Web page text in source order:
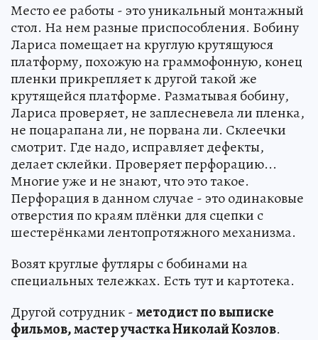
Место ее работы - это уникальный монтажный
стол. На нем разные приспособления. Бобину
Лариса помещает на круглую крутящуюся
платформу, похожую на граммофонную, конец
пленки прикрепляет к другой такой же
крутящейся платформе. Разматывая бобину,
Лариса проверяет, не заплесневела ли пленка,
не поцарапана ли, не порвана ли. Склеечки
смотрит. Где надо, исправляет дефекты,
делает склейки. Проверяет перфорацию...
Многие уже и не знают, что это такое.
Перфорация в данном случае - это одинаковые
отверстия по краям плёнки для сцепки с
шестерёнками лентопротяжного механизма.
Возят круглые футляры с бобинами на
специальных тележках. Есть тут и картотека.
Другой сотрудник -методист по выписке
фильмов, мастер участка Николай Козлов.